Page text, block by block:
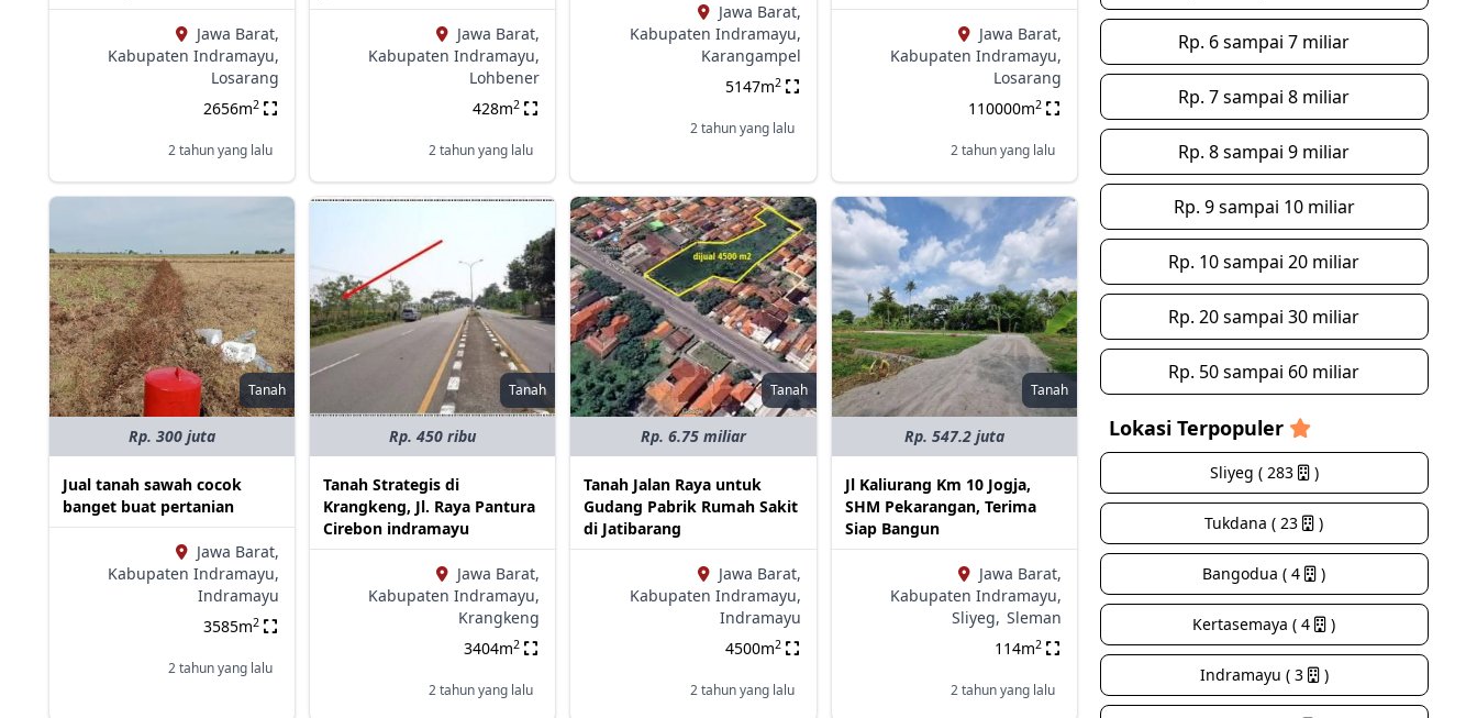
Jawa Barat,
Kabupaten Indramayu,
Losarang
2656m2
2 tahun yang lalu
Jawa Barat,
Kabupaten Indramayu,
Lohbener
428m2
2 tahun yang lalu
Jawa Barat,
Kabupaten Indramayu,
Karangampel
5147m2
2 tahun yang lalu
Jawa Barat,
Kabupaten Indramayu,
Losarang
110000m2
2 tahun yang lalu
Tanah
Rp. 300 juta
Jual tanah sawah cocok
banget buat pertanian
Jawa Barat,
Kabupaten Indramayu,
Indramayu
3585m2
2 tahun yang lalu
Tanah
Rp. 450 ribu
Tanah Strategis di
Krangkeng, Jl. Raya Pantura
Cirebon indramayu
Jawa Barat,
Kabupaten Indramayu,
Krangkeng
3404m2
2 tahun yang lalu
Tanah
Rp. 6.75 miliar
Tanah Jalan Raya untuk
Gudang Pabrik Rumah Sakit
di Jatibarang
Jawa Barat,
Kabupaten Indramayu,
Indramayu
4500m2
2 tahun yang lalu
Tanah
Rp. 547.2 juta
Jl Kaliurang Km 10 Jogja,
SHM Pekarangan, Terima
Siap Bangun
Jawa Barat,
Kabupaten Indramayu,
Sliyeg, Sleman
114m2
2 tahun yang lalu
Rp. 6 sampai 7 miliar
Rp. 7 sampai 8 miliar
Rp. 8 sampai 9 miliar
Rp. 9 sampai 10 miliar
Rp. 10 sampai 20 miliar
Rp. 20 sampai 30 miliar
Rp. 50 sampai 60 miliar
Lokasi Terpopuler
Sliyeg ( 283 )
Tukdana ( 23 )
Bangodua ( 4 )
Kertasemaya ( 4 )
Indramayu ( 3 )